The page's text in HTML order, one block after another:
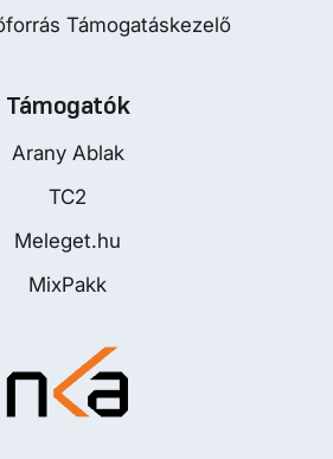
Támogatáskezelő
Támogatók
Arany Ablak
TC2
Meleget.hu
MixPakk